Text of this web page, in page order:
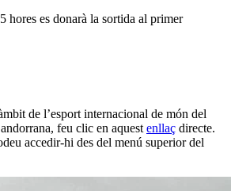
hores es donarà la sortida al primer
de l’esport internacional de món del
feu clic en aquest enllaç directe.
accedir-hi des del menú superior del